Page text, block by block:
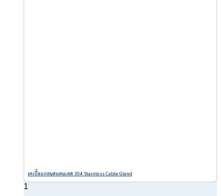
เคเบิ้ลแกลนสแตนเลส 304 Stainless Cable Gland